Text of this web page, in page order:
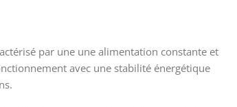
par une une alimentation constante et
avec une stabilité énergétique